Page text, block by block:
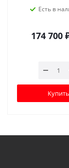
Есть в
174 700
Купить